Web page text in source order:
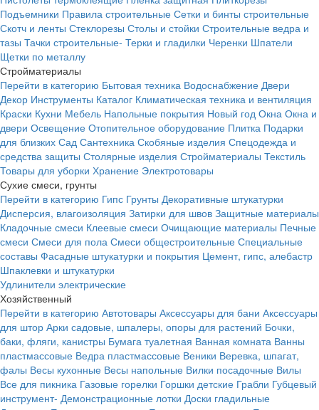
Подъемники Правила строительные Сетки и бинты строительные
Скотч и ленты Стеклорезы Столы и стойки Строительные ведра и
тазы Тачки строительные- Терки и гладилки Черенки Шпатели
Щетки по металлу
Стройматериалы
Перейти в категорию Бытовая техника Водоснабжение Двери
Декор Инструменты Каталог Климатическая техника и вентиляция
Краски Кухни Мебель Напольные покрытия Новый год Окна Окна и
двери Освещение Отопительное оборудование Плитка Подарки
для близких Сад Сантехника Скобяные изделия Спецодежда и
средства защиты Столярные изделия Стройматериалы Текстиль
Товары для уборки Хранение Электротовары
Сухие смеси, грунты
Перейти в категорию Гипс Грунты Декоративные штукатурки
Дисперсия, влагоизоляция Затирки для швов Защитные материалы
Кладочные смеси Клеевые смеси Очищающие материалы Печные
смеси Смеси для пола Смеси общестроительные Специальные
составы Фасадные штукатурки и покрытия Цемент, гипс, алебастр
Шпаклевки и штукатурки
Удлинители электрические
Хозяйственный
Перейти в категорию Автотовары Аксессуары для бани Аксессуары
для штор Арки садовые, шпалеры, опоры для растений Бочки,
баки, фляги, канистры Бумага туалетная Ванная комната Ванны
пластмассовые Ведра пластмассовые Веники Веревка, шпагат,
фалы Весы кухонные Весы напольные Вилки посадочные Вилы
Все для пикника Газовые горелки Горшки детские Грабли Губцевый
инструмент- Демонстрационные лотки Доски гладильные